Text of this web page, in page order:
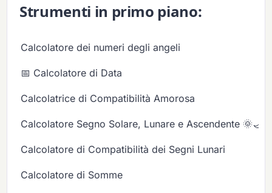
Strumenti in primo piano:
Calcolatore dei numeri degli angeli
📅 Calcolatore di Data
Calcolatrice di Compatibilità Amorosa
Calcolatore Segno Solare, Lunare e Ascendente 🌞🌙✨
Calcolatore di Compatibilità dei Segni Lunari
Calcolatore di Somme